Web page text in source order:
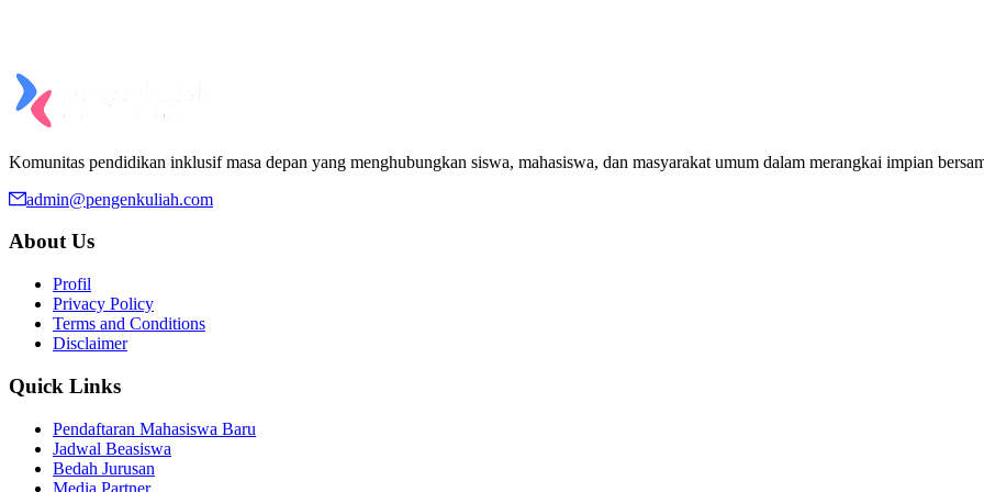
Komunitas pendidikan inklusif masa depan yang menghubungkan siswa, mahasiswa, dan masyarakat umum dalam merangkai impian
admin@pengenkuliah.com
About Us
Profil
Privacy Policy
Terms and Conditions
Disclaimer
Quick Links
Pendaftaran Mahasiswa Baru
Jadwal Beasiswa
Bedah Jurusan
Media Partner